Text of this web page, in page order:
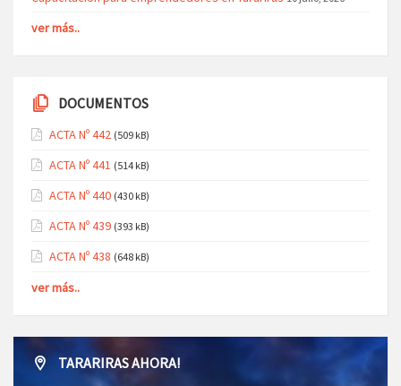
ver más..
DOCUMENTOS
ACTA Nº 442 (509 kB)
ACTA Nº 441 (514 kB)
ACTA Nº 440 (430 kB)
ACTA Nº 439 (393 kB)
ACTA Nº 438 (648 kB)
ver más..
TARARIRAS AHORA!